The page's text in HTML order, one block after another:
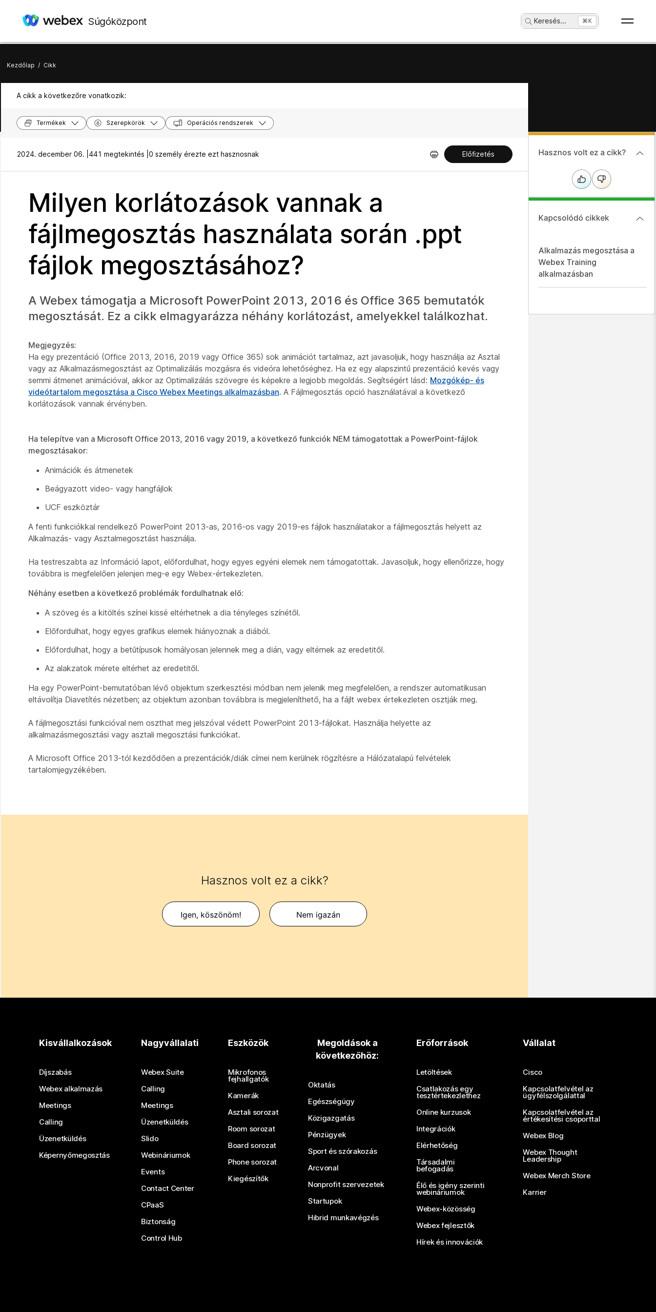
Súgóközpont Keresés... ⌘K
Kezdőlap / Cikk
A cikk a következőre vonatkozik:
Termékek Szerepkörök Operációs rendszerek
2024. december 06. | 441 megtekintés | 0 személy érezte ezt hasznosnak Előfizetés
Milyen korlátozások vannak a
fájlmegosztás használata során .ppt
fájlok megosztásához?
A Webex támogatja a Microsoft PowerPoint 2013, 2016 és Office 365 bemutatók
megosztását. Ez a cikk elmagyarázza néhány korlátozást, amelyekkel találkozhat.
Megjegyzés:
Ha egy prezentáció (Office 2013, 2016, 2019 vagy Office 365) sok animációt tartalmaz, azt javasoljuk, hogy használja az Asztal
vagy az Alkalmazásmegosztást az Optimalizálás mozgásra és videóra lehetőséghez. Ha ez egy alapszintű prezentáció kevés vagy
semmi átmenet animációval, akkor az Optimalizálás szövegre és képekre a legjobb megoldás. Segítségért lásd: Mozgókép- és
videótartalom megosztása a Cisco Webex Meetings alkalmazásban. A Fájlmegosztás opció használatával a következő
korlátozások vannak érvényben.
Ha telepítve van a Microsoft Office 2013, 2016 vagy 2019, a következő funkciók NEM támogatottak a PowerPoint-fájlok
megosztásakor:
Animációk és átmenetek
Beágyazott video- vagy hangfájlok
UCF eszköztár
A fenti funkciókkal rendelkező PowerPoint 2013-as, 2016-os vagy 2019-es fájlok használatakor a fájlmegosztás helyett az
Alkalmazás- vagy Asztalmegosztást használja.
Ha testreszabta az Információ lapot, előfordulhat, hogy egyes egyéni elemek nem támogatottak. Javasoljuk, hogy ellenőrizze, hogy
továbbra is megfelelően jelenjen meg-e egy Webex-értekezleten.
Néhány esetben a következő problémák fordulhatnak elő:
A szöveg és a kitöltés színei kissé eltérhetnek a dia tényleges színétől.
Előfordulhat, hogy egyes grafikus elemek hiányoznak a diából.
Előfordulhat, hogy a betűtípusok homályosan jelennek meg a dián, vagy eltérnek az eredetitől.
Az alakzatok mérete eltérhet az eredetitől.
Ha egy PowerPoint-bemutatóban lévő objektum szerkesztési módban nem jelenik meg megfelelően, a rendszer automatikusan
eltávolítja Diavetítés nézetben; az objektum azonban továbbra is megjeleníthető, ha a fájlt webex értekezleten osztják meg.
A fájlmegosztási funkcióval nem oszthat meg jelszóval védett PowerPoint 2013-fájlokat. Használja helyette az
alkalmazásmegosztási vagy asztali megosztási funkciókat.
A Microsoft Office 2013-tól kezdődően a prezentációk/diák címei nem kerülnek rögzítésre a Hálózatalapú felvételek
tartalomjegyzékében.
Hasznos volt ez a cikk?
Igen, köszönöm! Nem igazán
Hasznos volt ez a cikk?
Kapcsolódó cikkek
Alkalmazás megosztása a
Webex Training
alkalmazásban
Kisvállalkozások
Díjszabás
Webex alkalmazás
Meetings
Calling
Üzenetküldés
Képernyőmegosztás
Nagyvállalati
Webex Suite
Calling
Meetings
Üzenetküldés
Slido
Webináriumok
Events
Contact Center
CPaaS
Biztonság
Control Hub
Eszközök
Mikrofonos
fejhallgatók
Kamerák
Asztali sorozat
Room sorozat
Board sorozat
Phone sorozat
Kiegészítők
Megoldások a
következőhöz:
Oktatás
Egészségügy
Közigazgatás
Pénzügyek
Sport és szórakozás
Arcvonal
Nonprofit szervezetek
Startupok
Hibrid munkavégzés
Erőforrások
Letöltések
Csatlakozás egy
tesztértekezlethez
Online kurzusok
Integrációk
Elérhetőség
Társadalmi
befogadás
Élő és igény szerinti
webináriumok
Webex-közösség
Webex fejlesztők
Hírek és innovációk
Vállalat
Cisco
Kapcsolatfelvétel az
ügyfélszolgálattal
Kapcsolatfelvétel az
értékesítési csoporttal
Webex Blog
Webex Thought
Leadership
Webex Merch Store
Karrier